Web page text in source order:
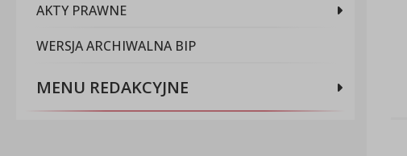
AKTY PRAWNE
WERSJA ARCHIWALNA BIP
MENU REDAKCYJNE